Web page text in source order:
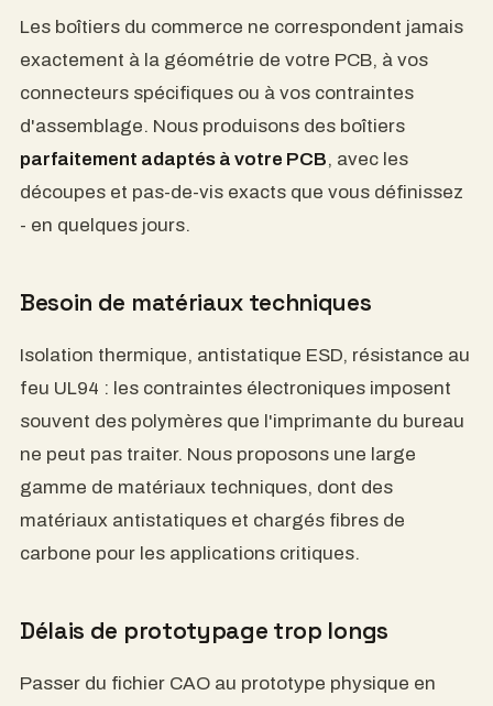
adecuados.
Las carcasas estándar nunca se ajustan
perfectamente a la geometría de su PCB, a sus
conectores específicos ni a las limitaciones de
montaje. Nosotros fabricamos carcasasa medida
para su PCB , con los recortes y roscas exactos que
usted defina, en tan solo unos días.
Necesidad de materiales técnicos
Aislamiento térmico, propiedades antiestáticas
ESD, resistencia al fuego UL94: los requisitos
electrónicos suelen exigir polímeros que las
impresoras de oficina no pueden soportar.
Ofrecemos una amplia gama de materiales
técnicos, incluidos materiales antiestáticos y
reforzados con fibra de carbono para aplicaciones
Los tiempos de creación de prototipos